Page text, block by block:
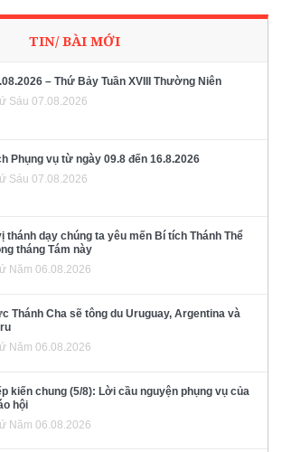
TIN/ BÀI MỚI
– Thứ Bảy Tuần XVIII Thường Niên
Sáu 07.08.2026
Phụng vụ từ ngày 09.8 đến 16.8.2026
Sáu 07.08.2026
thánh dạy chúng ta yêu mến Bí tích Thánh Thể
tháng Tám này
Năm 06.08.2026
Thánh Cha sẽ tông du Uruguay, Argentina và
Năm 06.08.2026
kiến chung (5/8): Lời cầu nguyện phụng vụ của
hội
Năm 06.08.2026